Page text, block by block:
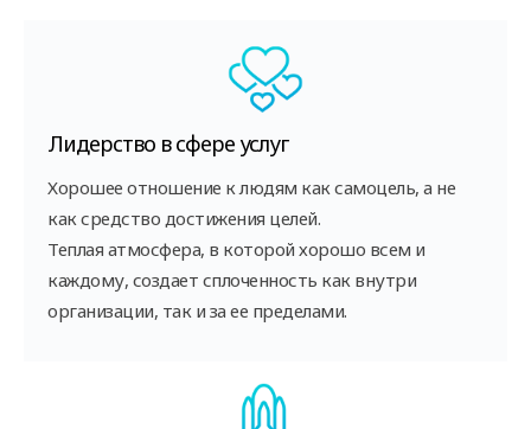
Лидерство в сфере услуг
Хорошее отношение к людям как самоцель, а не
как средство достижения целей.
Теплая атмосфера, в которой хорошо всем и
каждому, создает сплоченность как внутри
организации, так и за ее пределами.